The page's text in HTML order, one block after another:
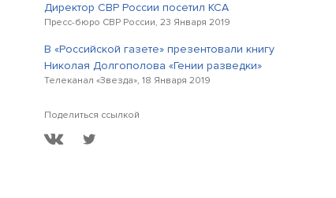
Директор СВР России посетил КСА
Пресс-бюро СВР России, 23 Января 2019
В «Российской газете» презентовали книгу
Николая Долгополова «Гении разведки»
Телеканал «Звезда», 18 Января 2019
Поделиться ссылкой